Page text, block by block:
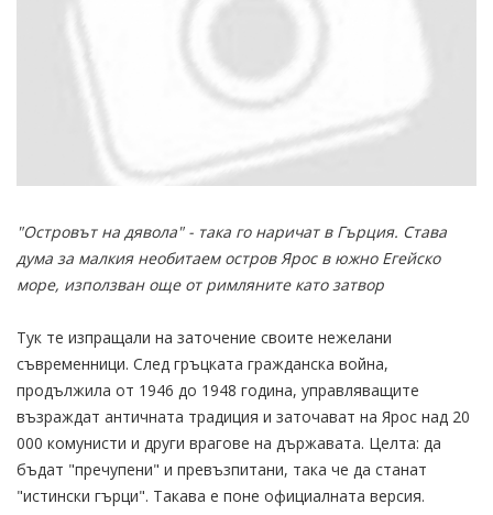
"Островът на дявола" - така го наричат в Гърция. Става
дума за малкия необитаем остров Ярос в южно Егейско
море, използван още от римляните като затвор
Тук те изпращали на заточение своите нежелани
съвременници. След гръцката гражданска война,
продължила от 1946 до 1948 година, управляващите
възраждат античната традиция и заточават на Ярос над 20
000 комунисти и други врагове на държавата. Целта: да
бъдат "пречупени" и превъзпитани, така че да станат
"истински гърци". Такава е поне официалната версия.